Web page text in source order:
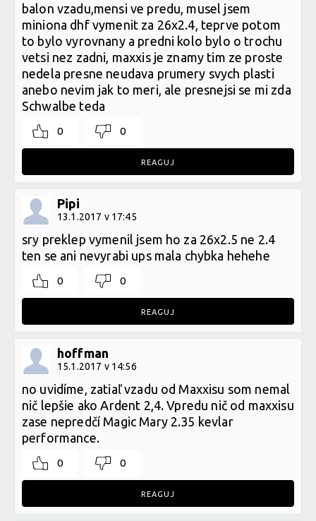
balon vzadu,mensi ve predu, musel jsem
miniona dhf vymenit za 26x2.4, teprve potom
to bylo vyrovnany a predni kolo bylo o trochu
vetsi nez zadni, maxxis je znamy tim ze proste
nedela presne neudava prumery svych plasti
anebo nevim jak to meri, ale presnejsi se mi zda
Schwalbe teda
0 0
REAGUJ
Pipi
13.1.2017 v 17:45
sry preklep vymenil jsem ho za 26x2.5 ne 2.4
ten se ani nevyrabi ups mala chybka hehehe
0 0
REAGUJ
hoffman
15.1.2017 v 14:56
no uvidíme, zatiaľ vzadu od Maxxisu som nemal
nič lepšie ako Ardent 2,4. Vpredu nič od maxxisu
zase nepredčí Magic Mary 2.35 kevlar
performance.
0 0
REAGUJ